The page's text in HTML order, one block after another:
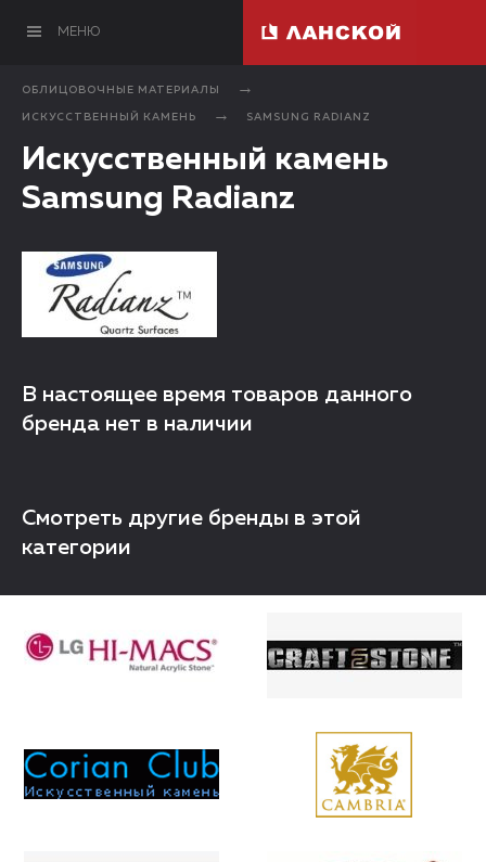
МЕНЮ
ОБЛИЦОВОЧНЫЕ МАТЕРИАЛЫ
ИСКУССТВЕННЫЙ КАМЕНЬ SAMSUNG RADIANZ
Искусственный камень
Samsung Radianz
В настоящее время товаров данного
бренда нет в наличии
Смотреть другие бренды в этой
категории